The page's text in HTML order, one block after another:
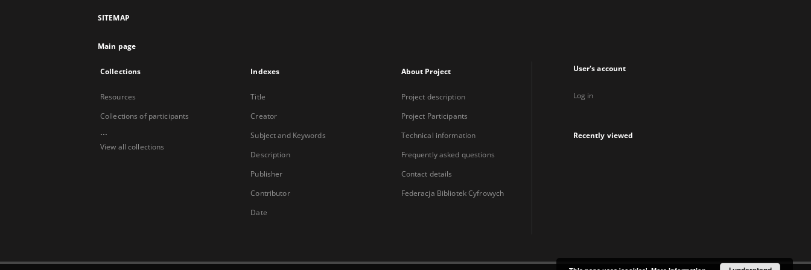
SITEMAP
Main page
Collections
Resources
Collections of participants
...
View all collections
Indexes
Title
Creator
Subject and Keywords
Description
Publisher
Contributor
Date
About Project
Project description
Project Participants
Technical information
Frequently asked questions
Contact details
Federacja Bibliotek Cyfrowych
User's account
Log in
Recently viewed